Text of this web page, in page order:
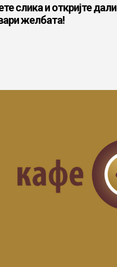
слика и откријте дали
желбата!